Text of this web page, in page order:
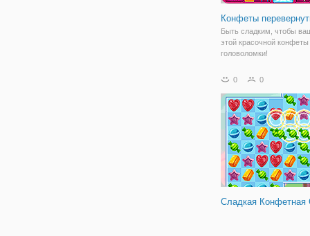
Конфеты
Быть сладким, чтобы
этой красочной конфеты
головоломки!
0 0
Сладкая Конфетная